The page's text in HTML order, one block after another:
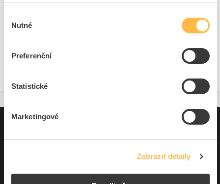
souhlasu
Nutné
Preferenční
Statistické
Marketingové
Zobrazit detaily
Přidat k porovnání
K objednání
10dní
Zobrazit